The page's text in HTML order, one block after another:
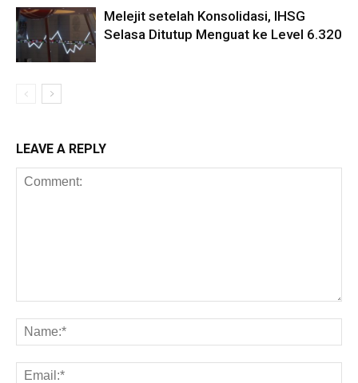
Melejit setelah Konsolidasi, IHSG
Selasa Ditutup Menguat ke Level 6.320
LEAVE A REPLY